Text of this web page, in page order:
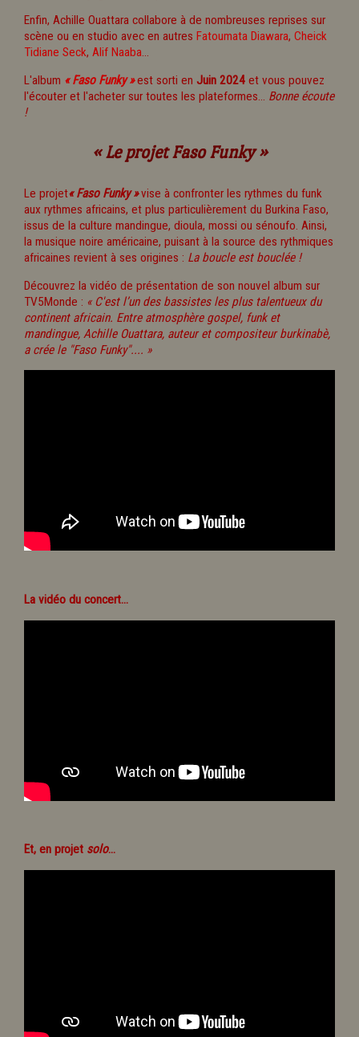
Enfin, Achille Ouattara collabore à de nombreuses reprises sur
scène ou en studio avec en autres Fatoumata Diawara, Cheick
Tidiane Seck, Alif Naaba...
L'album « Faso Funky » est sorti en Juin 2024 et vous pouvez
l'écouter et l'acheter sur toutes les plateformes... Bonne écoute
!
« Le projet Faso Funky »
Le projet« Faso Funky »vise à confronter les rythmes du funk
aux rythmes africains, et plus particulièrement du Burkina Faso,
issus de la culture mandingue, dioula, mossi ou sénoufo. Ainsi,
la musique noire américaine, puisant à la source des rythmiques
africaines revient à ses origines : La boucle est bouclée !
Découvrez la vidéo de présentation de son nouvel album sur
TV5Monde : « C'est l’un des bassistes les plus talentueux du
continent africain. Entre atmosphère gospel, funk et
mandingue, Achille Ouattara, auteur et compositeur burkinabè,
a crée le "Faso Funky".... »
La vidéo du concert...
Et, en projet solo...